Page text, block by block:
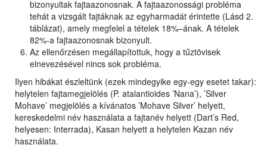
bizonyultak fajtaazonosnak. A fajtaazonossági probléma
tehát a vizsgált fajtáknak az egyharmadát érintette (Lásd 2.
táblázat), amely megfelel a tételek 18%–ának. A tételek
82%-a fajtaazonosnak bizonyult.
Az ellenőrzésen megállapítottuk, hogy a tűztövisek
elnevezésével nincs sok probléma.
Ilyen hibákat észleltünk (ezek mindegyike egy-egy esetet takar):
helytelen fajtamegjelölés (P. atalantioides ’Nana’), ’Silver
Mohave’ megjelölés a kívánatos ’Mohave Silver’ helyett,
kereskedelmi név használata a fajtanév helyett (Dart’s Red,
helyesen: Interrada), Kasan helyett a helytelen Kazan név
használata.